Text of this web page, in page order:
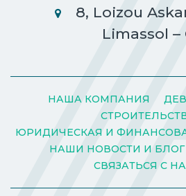
8, Loizou
Limassol –
НАША КОМПАНИЯ
ЮРИДИЧЕСКАЯ И
НАШИ НОВОСТИ И БЛОГ
СВЯЗАТЬСЯ С